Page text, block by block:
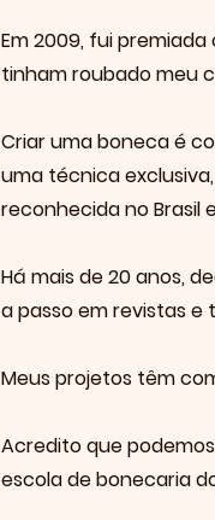
Em 2009, fui
tinham roubado meu
Criar uma boneca é
uma técnica
reconhecida no Brasil
Há mais de 20 anos,
a passo em revistas e
Meus projetos têm
Acredito que
escola de bonecaria